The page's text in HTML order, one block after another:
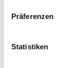
Präferenzen
Statistiken